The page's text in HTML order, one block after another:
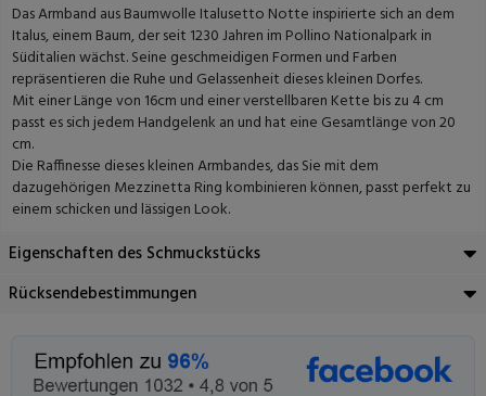
Das Armband aus Baumwolle Italusetto Notte inspirierte sich an dem
Italus, einem Baum, der seit 1230 Jahren im Pollino Nationalpark in
Süditalien wächst. Seine geschmeidigen Formen und Farben
repräsentieren die Ruhe und Gelassenheit dieses kleinen Dorfes.
Mit einer Länge von 16cm und einer verstellbaren Kette bis zu 4 cm
passt es sich jedem Handgelenk an und hat eine Gesamtlänge von 20
cm.
Die Raffinesse dieses kleinen Armbandes, das Sie mit dem
dazugehörigen Mezzinetta Ring kombinieren können, passt perfekt zu
einem schicken und lässigen Look.
Eigenschaften des Schmuckstücks
Rücksendebestimmungen